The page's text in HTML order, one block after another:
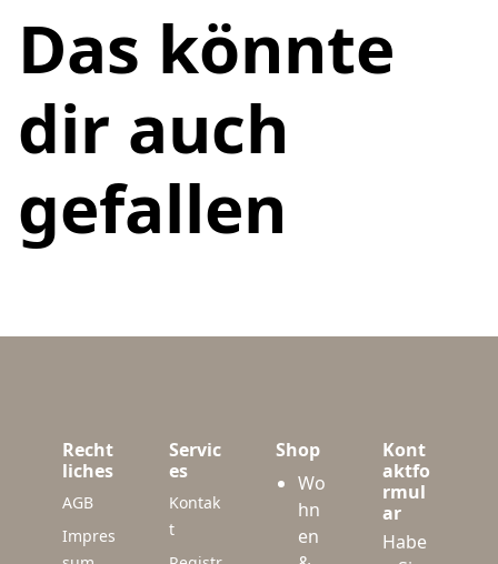
Das könnte
dir auch
gefallen
Recht
liches
AGB
Impres
Servic
es
Kontak
t
Shop
Wo
hn
en
Kont
aktfo
rmul
ar
Habe